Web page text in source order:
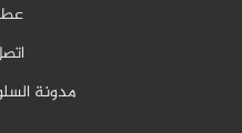
مدونة